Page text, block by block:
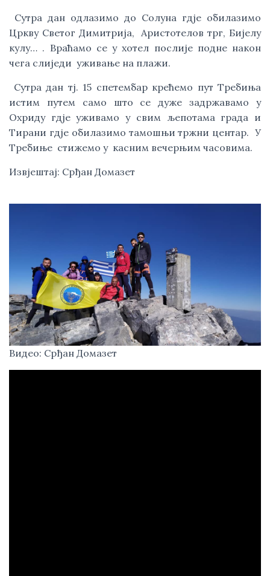
Сутра дан одлазимо до Солуна гдје обилазимо
Цркву Светог Димитрија,  Аристотелов трг, Бијелу
кулу… . Враћамо се у хотел послије подне након
чега слиједи  уживање на плажи.
Сутра дан тј. 15 спетембар крећемо пут Требиња
истим путем само што се дуже задржавамо у
Охриду гдје уживамо у свим љепотама града и
Тирани гдје обилазимо тамошњи тржни центар.  У
Требиње  стижемо у  касним вечерњим часовима.
Извјештај: Срђан Домазет
Видео: Срђан Домазет